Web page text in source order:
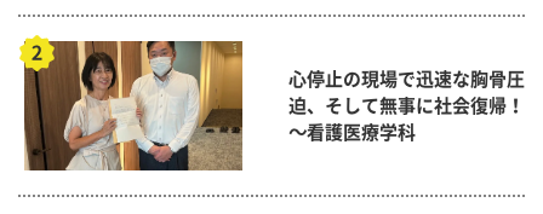
心停止の現場で迅速な胸骨圧
迫、そして無事に社会復帰！
～看護医療学科